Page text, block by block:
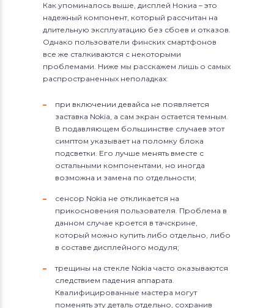
Как упоминалось выше, дисплей Нокиа – это
надежный компонент, который рассчитан на
длительную эксплуатацию без сбоев и отказов.
Однако пользователи финских смартфонов
все же сталкиваются с некоторыми
проблемами. Ниже мы расскажем лишь о самых
распространенных неполадках:
при включении девайса не появляется
заставка Nokia, а сам экран остается темным.
В подавляющем большинстве случаев этот
симптом указывает на поломку блока
подсветки. Его лучше менять вместе с
остальными компонентами, но иногда
возможна и замена по отдельности;
сенсор Nokia не откликается на
прикосновения пользователя. Проблема в
данном случае кроется в тачскрине,
который можно купить либо отдельно, либо
в составе дисплейного модуля;
трещины на стекле Nokia часто оказываются
следствием падения аппарата.
Квалифицированные мастера могут
поменять эту деталь отдельно, сохранив